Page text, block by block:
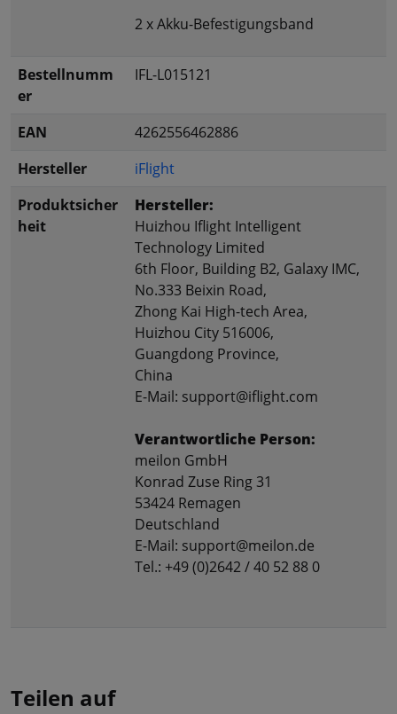
2 x Akku-Befestigungsband
Bestellnumm
er
IFL-L015121
EAN
4262556462886
Hersteller
iFlight
Produktsicher
heit
Hersteller:
Huizhou Iflight Intelligent
Technology Limited
6th Floor, Building B2, Galaxy IMC,
No.333 Beixin Road,
Zhong Kai High-tech Area,
Huizhou City 516006,
Guangdong Province,
China
E-Mail: support@iflight.com
Verantwortliche Person:
meilon GmbH
Konrad Zuse Ring 31
53424 Remagen
Deutschland
E-Mail: support@meilon.de
Tel.: +49 (0)2642 / 40 52 88 0
Teilen auf